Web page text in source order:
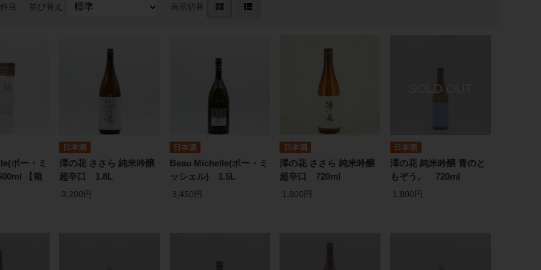
目 並び替え 表示切替
ボー・ミ
【箱
日本酒
澤の花 ささら 純米吟醸
超辛口 1.8L
3,200円
日本酒
Beau Michelle(ボー・ミ
ッシェル) 1.5L
3,450円
日本酒
澤の花 ささら 純米吟醸
超辛口 720ml
1,800円
日本酒
澤の花 純米吟醸 青のと
もぞう。 720ml
1,800円